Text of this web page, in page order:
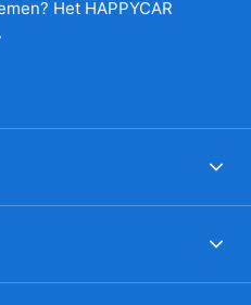
Het HAPPYCAR